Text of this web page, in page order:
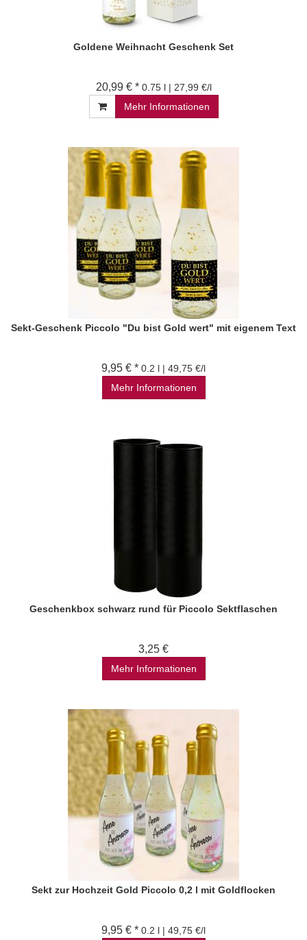
Goldene Weihnacht Geschenk Set
20,99 € * 0.75 l | 27,99 €/l
Mehr Informationen
Sekt-Geschenk Piccolo "Du bist Gold wert" mit eigenem Text
9,95 € * 0.2 l | 49,75 €/l
Mehr Informationen
Geschenkbox schwarz rund für Piccolo Sektflaschen
3,25 €
Mehr Informationen
Sekt zur Hochzeit Gold Piccolo 0,2 l mit Goldflocken
9,95 € * 0.2 l | 49,75 €/l